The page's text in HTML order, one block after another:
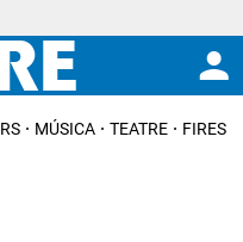
MÚSICA TEATRE FIRES I